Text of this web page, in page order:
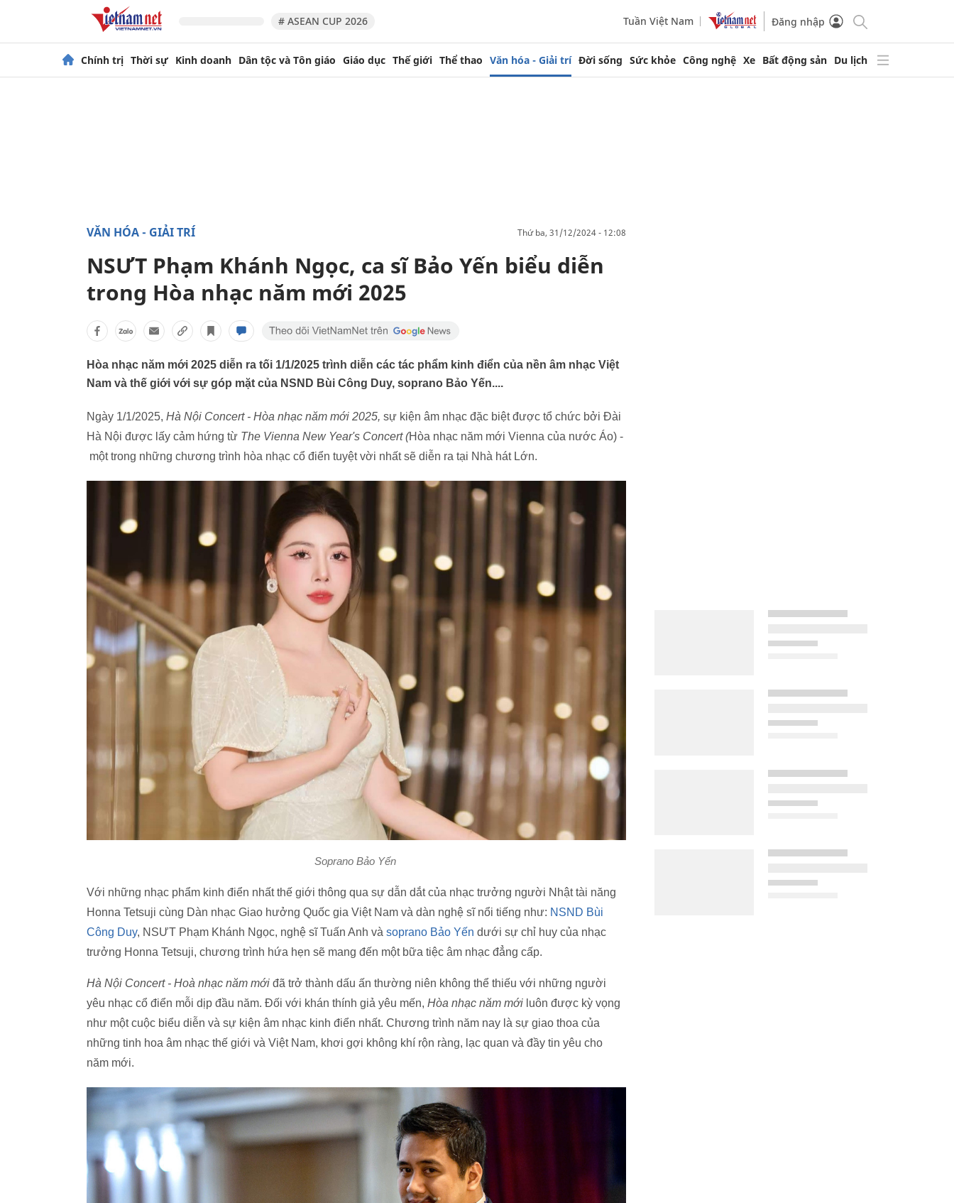
# ASEAN CUP 2026 Tuần Việt Nam Đăng nhập
Chính trị Thời sự Kinh doanh Dân tộc và Tôn giáo Giáo dục Thế giới Thể thao Văn hóa - Giải trí Đời sống Sức khỏe Công nghệ Xe Bất động sản Du lịch
VĂN HÓA - GIẢI TRÍ thứ ba, 31/12/2024 - 12:08
NSƯT Phạm Khánh Ngọc, ca sĩ Bảo Yến biểu diễn
trong Hòa nhạc năm mới 2025
Hòa nhạc năm mới 2025 diễn ra tối 1/1/2025 trình diễn các tác phẩm kinh điển của nền âm nhạc Việt
Nam và thế giới với sự góp mặt của NSND Bùi Công Duy, soprano Bảo Yến....
Ngày 1/1/2025, Hà Nội Concert - Hòa nhạc năm mới 2025, sự kiện âm nhạc đặc biệt được tổ chức bởi Đài
Hà Nội được lấy cảm hứng từ The Vienna New Year's Concert (Hòa nhạc năm mới Vienna của nước Áo) -
một trong những chương trình hòa nhạc cổ điển tuyệt vời nhất sẽ diễn ra tại Nhà hát Lớn.
Soprano Bảo Yến
Với những nhạc phẩm kinh điển nhất thế giới thông qua sự dẫn dắt của nhạc trưởng người Nhật tài năng
Honna Tetsuji cùng Dàn nhạc Giao hưởng Quốc gia Việt Nam và dàn nghệ sĩ nổi tiếng như: NSND Bùi
Công Duy, NSƯT Phạm Khánh Ngọc, nghệ sĩ Tuấn Anh và soprano Bảo Yến dưới sự chỉ huy của nhạc
trưởng Honna Tetsuji, chương trình hứa hẹn sẽ mang đến một bữa tiệc âm nhạc đẳng cấp.
Hà Nội Concert - Hoà nhạc năm mới đã trở thành dấu ấn thường niên không thể thiếu với những người
yêu nhạc cổ điển mỗi dịp đầu năm. Đối với khán thính giả yêu mến, Hòa nhạc năm mới luôn được kỳ vọng
như một cuộc biểu diễn và sự kiện âm nhạc kinh điển nhất. Chương trình năm nay là sự giao thoa của
những tinh hoa âm nhạc thế giới và Việt Nam, khơi gợi không khí rộn ràng, lạc quan và đầy tin yêu cho
năm mới.